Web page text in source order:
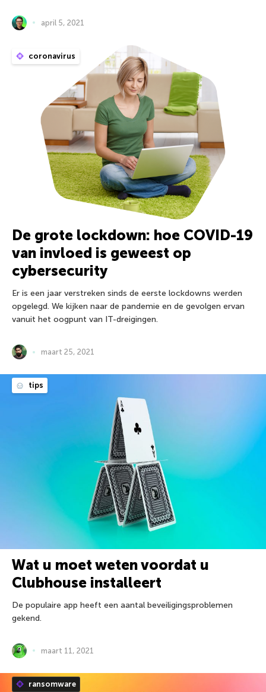
april 5, 2021
coronavirus
De grote lockdown: hoe COVID-19
van invloed is geweest op
cybersecurity
Er is een jaar verstreken sinds de eerste lockdowns werden
opgelegd. We kijken naar de pandemie en de gevolgen ervan
vanuit het oogpunt van IT-dreigingen.
maart 25, 2021
tips
Wat u moet weten voordat u
Clubhouse installeert
De populaire app heeft een aantal beveiligingsproblemen
gekend.
maart 11, 2021
ransomware